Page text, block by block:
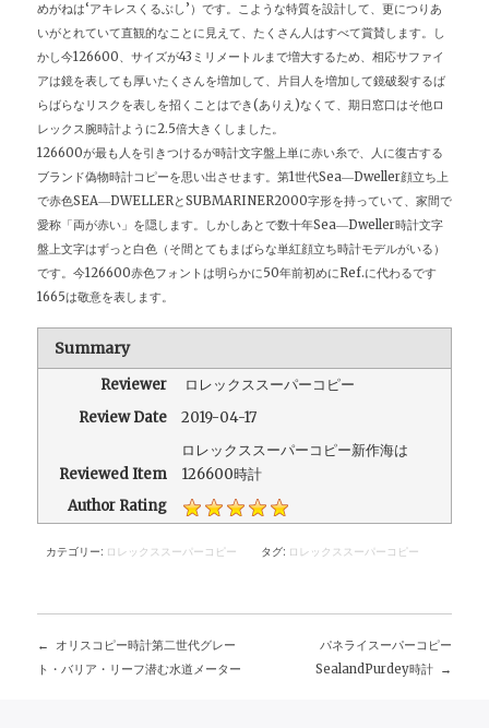
めがねは‘アキレスくるぶし’）です。こような特質を設計して、更につりあ
いがとれていて直観的なことに見えて、たくさん人はすべて賞賛します。し
かし今126600、サイズが43ミリメートルまで増大するため、相応サファイ
アは鏡を表しても厚いたくさんを増加して、片目人を増加して鏡破裂するば
らばらなリスクを表しを招くことはでき(ありえ)なくて、期日窓口はそ他ロ
レックス腕時計ように2.5倍大きくしました。
126600が最も人を引きつけるが時計文字盤上単に赤い糸で、人に復古する
ブランド偽物時計コピーを思い出させます。第1世代Sea―Dweller顔立ち上
で赤色SEA―DWELLERとSUBMARINER2000字形を持っていて、家間で
愛称「両が赤い」を隠します。しかしあとで数十年Sea―Dweller時計文字
盤上文字はずっと白色（そ間とてもまばらな単紅顔立ち時計モデルがいる）
です。今126600赤色フォントは明らかに50年前初めにRef.に代わるです
1665は敬意を表します。
Summary
Reviewer
ロレックススーパーコピー
Review Date
2019-04-17
Reviewed Item
ロレックススーパーコピー新作海は
126600時計
Author Rating
カテゴリー: ロレックススーパーコピー タグ: ロレックススーパーコピー
投
オリスコピー時計第二世代グレー
ト・バリア・リーフ潜む水道メーター
パネライスーパーコピー
SealandPurdey時計